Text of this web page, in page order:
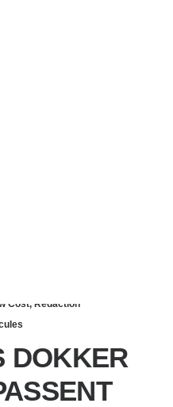
« 15
LA
Cost, Rédaction
DOKKER